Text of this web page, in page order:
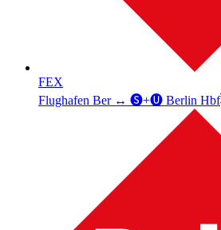
FEX
Flughafen Ber ↔︎ 🅢+🅤 Berlin Hbf